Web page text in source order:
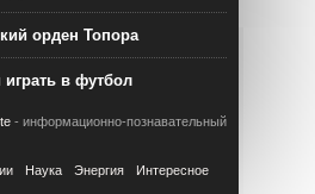
орден Топора
в футбол
- информационно-познавательный
Наука Энергия Интересное